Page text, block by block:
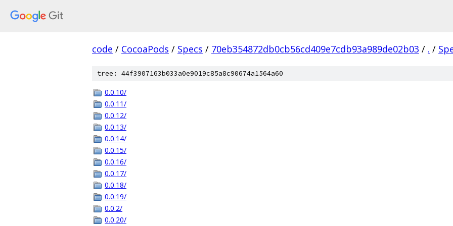
code / CocoaPods / Specs / 70eb354872db0cb56cd409e7cdb93a989de02b03 / . /
tree: 44f3907163b033a0e9019c85a8c90674a1564a60
0.0.10/
0.0.11/
0.0.12/
0.0.13/
0.0.14/
0.0.15/
0.0.16/
0.0.17/
0.0.18/
0.0.19/
0.0.2/
0.0.20/